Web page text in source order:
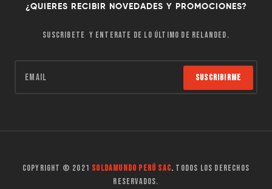
¿QUIERES RECIBIR NOVEDADES Y PROMOCIONES?
Suscribete y enterate de lo último de Relanded.
Suscribirme
Copyright © 2021 Soldamundo Perú SAC. Todos los derechos
reservados.